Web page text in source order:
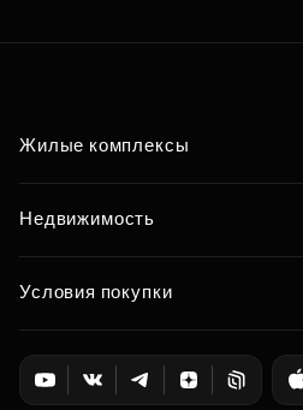
Жилые комплексы
Недвижимость
Условия покупки